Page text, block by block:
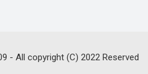
- All copyright (C) 2022 Reserved